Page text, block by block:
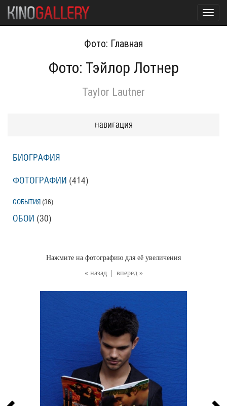
Фото: Главная
Фото: Тэйлор Лотнер
Taylor Lautner
« назад вперед »
Нажмите на фотографию для её увеличения
навигация
БИОГРАФИЯ
ФОТОГРАФИИ (414)
СОБЫТИЯ (36)
ОБОИ (30)